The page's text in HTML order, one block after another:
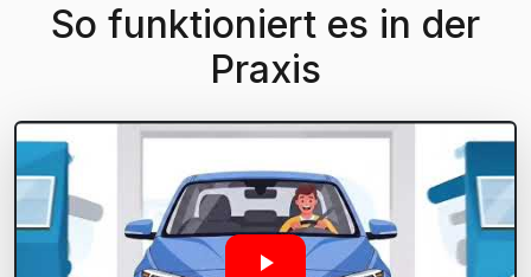
So funktioniert es in der
Praxis